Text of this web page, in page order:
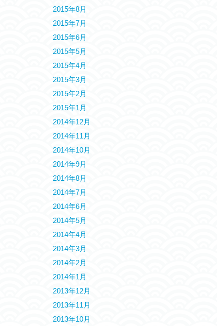
2015年8月
2015年7月
2015年6月
2015年5月
2015年4月
2015年3月
2015年2月
2015年1月
2014年12月
2014年11月
2014年10月
2014年9月
2014年8月
2014年7月
2014年6月
2014年5月
2014年4月
2014年3月
2014年2月
2014年1月
2013年12月
2013年11月
2013年10月